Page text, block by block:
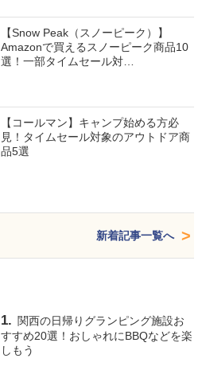
【Snow Peak（スノーピーク）】
Amazonで買えるスノーピーク商品10
選！一部タイムセール対…
【コールマン】キャンプ始める方必
見！タイムセール対象のアウトドア商
品5選
新着記事一覧へ
関西の日帰りグランピング施設お
すすめ20選！おしゃれにBBQなどを楽
しもう